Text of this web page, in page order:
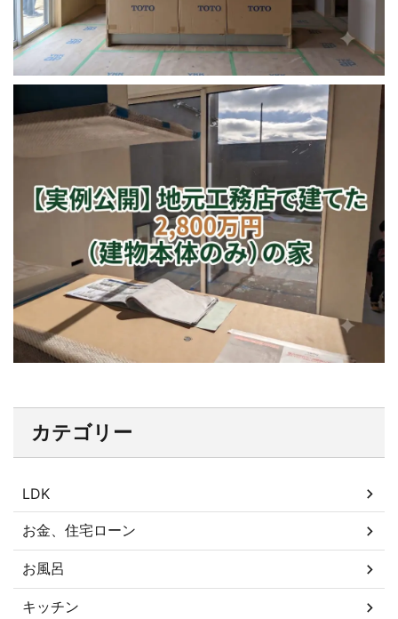
カテゴリー
LDK
お金、住宅ローン
お風呂
キッチン